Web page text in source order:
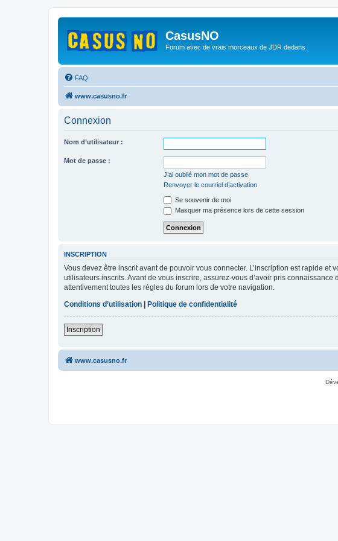
CasusNO
Forum avec de vrais morceaux de JDR dedans.
FAQ
www.casusno.fr
Connexion
Nom d’utilisateur :
Mot de passe :
J’ai oublié mon mot de passe
Renvoyer le courriel d’activation
Se souvenir de moi
Masquer ma présence lors de cette session
INSCRIPTION
Vous devez être inscrit avant de pouvoir vous connecter. L’inscription est rapide
utilisateurs inscrits. Avant de vous inscrire, assurez-vous d’avoir pris
attentivement toutes les règles du forum lors de votre navigation.
Conditions d’utilisation
Politique de confidentialité
Inscription
www.casusno.fr